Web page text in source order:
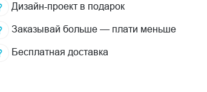
Дизайн-проект в подарок
Заказывай больше — плати меньше
Бесплатная доставка